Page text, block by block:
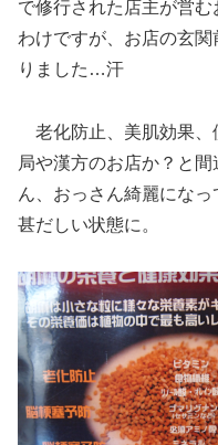
で修行された店主が営
わけですが、お店の玄
りました…汗
老化防止、美肌効果、
局や漢方のお店か？と
ん、おっさん綺麗にな
甚だしい状態に。